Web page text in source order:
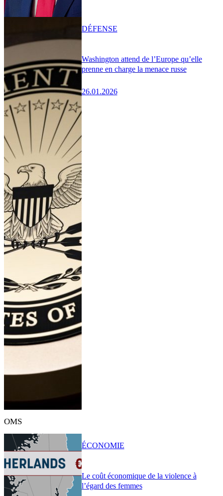
Washington attend de l’Europe qu’elle
prenne en charge la menace russe
26.01.2026
DÉFENSE
OMS
Le coût économique de la violence à
l’égard des femmes
ÉCONOMIE